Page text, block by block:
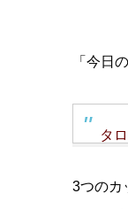
「今日
タ
3つのカ